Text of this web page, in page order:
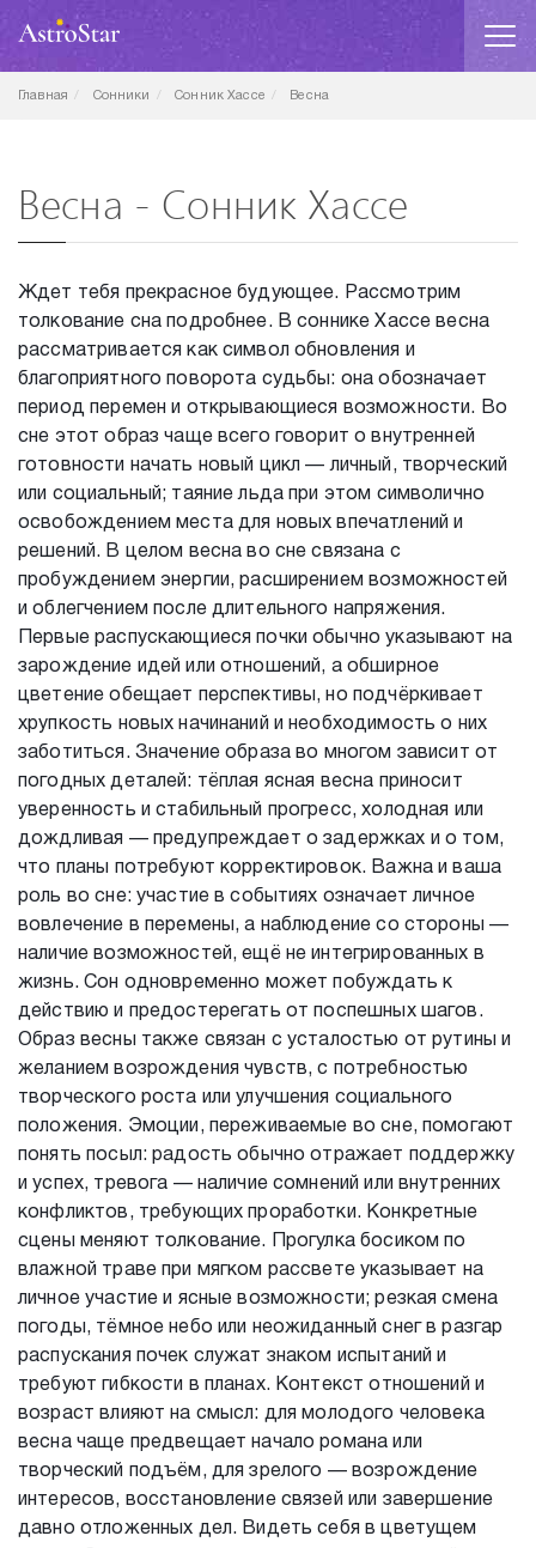
Главная Сонники Сонник Хассе Весна
Весна - Сонник Хассе
Ждет тебя прекрасное будующее. Рассмотрим
толкование сна подробнее. В соннике Хассе весна
рассматривается как символ обновления и
благоприятного поворота судьбы: она обозначает
период перемен и открывающиеся возможности. Во
сне этот образ чаще всего говорит о внутренней
готовности начать новый цикл — личный, творческий
или социальный; таяние льда при этом символично
освобождением места для новых впечатлений и
решений. В целом весна во сне связана с
пробуждением энергии, расширением возможностей
и облегчением после длительного напряжения.
Первые распускающиеся почки обычно указывают на
зарождение идей или отношений, а обширное
цветение обещает перспективы, но подчёркивает
хрупкость новых начинаний и необходимость о них
заботиться. Значение образа во многом зависит от
погодных деталей: тёплая ясная весна приносит
уверенность и стабильный прогресс, холодная или
дождливая — предупреждает о задержках и о том,
что планы потребуют корректировок. Важна и ваша
роль во сне: участие в событиях означает личное
вовлечение в перемены, а наблюдение со стороны —
наличие возможностей, ещё не интегрированных в
жизнь. Сон одновременно может побуждать к
действию и предостерегать от поспешных шагов.
Образ весны также связан с усталостью от рутины и
желанием возрождения чувств, с потребностью
творческого роста или улучшения социального
положения. Эмоции, переживаемые во сне, помогают
понять посыл: радость обычно отражает поддержку
и успех, тревога — наличие сомнений или внутренних
конфликтов, требующих проработки. Конкретные
сцены меняют толкование. Прогулка босиком по
влажной траве при мягком рассвете указывает на
личное участие и ясные возможности; резкая смена
погоды, тёмное небо или неожиданный снег в разгар
распускания почек служат знаком испытаний и
требуют гибкости в планах. Контекст отношений и
возраст влияют на смысл: для молодого человека
весна чаще предвещает начало романа или
творческий подъём, для зрелого — возрождение
интересов, восстановление связей или завершение
давно отложенных дел. Видеть себя в цветущем